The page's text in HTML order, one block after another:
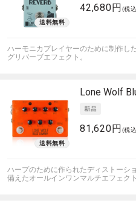
42,680円 (税
ハーモニカプレイヤーのために制作し
グリバーブエフェクト。
Lone Wolf
81,620円 (税
ハープのために作られたディストーシ
備えたオールインワンマルチエフェクト